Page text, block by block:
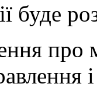
буде